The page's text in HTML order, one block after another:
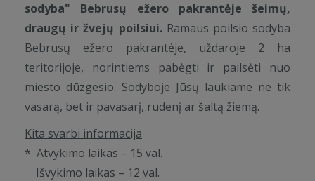
sodyba" Bebrusų ežero pakrantėje šeimų,
draugų ir žvejų poilsiui. Ramaus poilsio sodyba
Bebrusų ežero pakrantėje, uždaroje 2 ha
teritorijoje, norintiems pabėgti ir pailsėti nuo
miesto dūzgesio. Sodyboje Jūsų laukiame ne tik
vasarą, bet ir pavasarį, rudenį ar šaltą žiemą.
Kita svarbi informacija
* Atvykimo laikas – 15 val.
Išvykimo laikas – 12 val.